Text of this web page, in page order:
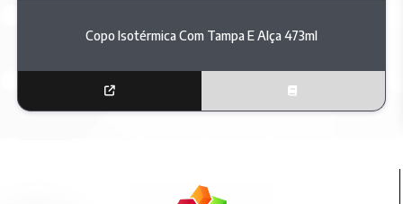
Copo Isotérmica Com Tampa E Alça 473ml